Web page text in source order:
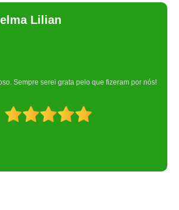
Lilian
Sempre serei grata pelo que fizeram por nós!